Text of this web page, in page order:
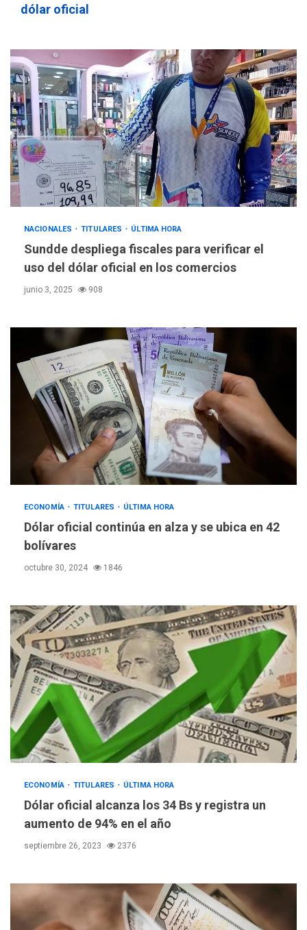
dólar oficial
NACIONALES TITULARES ÚLTIMA HORA
Sundde despliega fiscales para verificar el
uso del dólar oficial en los comercios
junio 3, 2025 908
ECONOMÍA TITULARES ÚLTIMA HORA
Dólar oficial continúa en alza y se ubica en 42
bolívares
octubre 30, 2024 1846
ECONOMÍA TITULARES ÚLTIMA HORA
Dólar oficial alcanza los 34 Bs y registra un
aumento de 94% en el año
septiembre 26, 2023 2376